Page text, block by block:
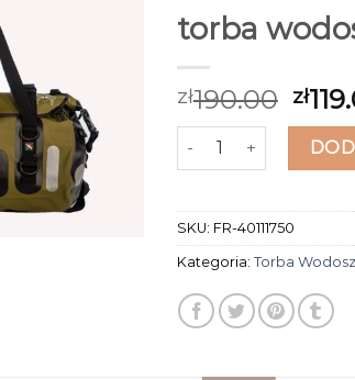
torba
zł190.00 zł
ilość torba
SKU: FR-40111750
Kategoria: Torba